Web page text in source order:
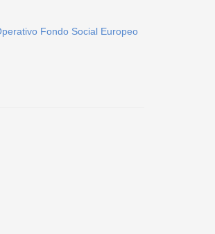
Fondo Social Europeo